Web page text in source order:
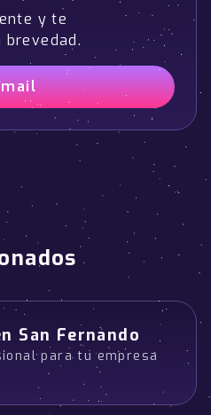
y te
San Fernando
para tu empresa